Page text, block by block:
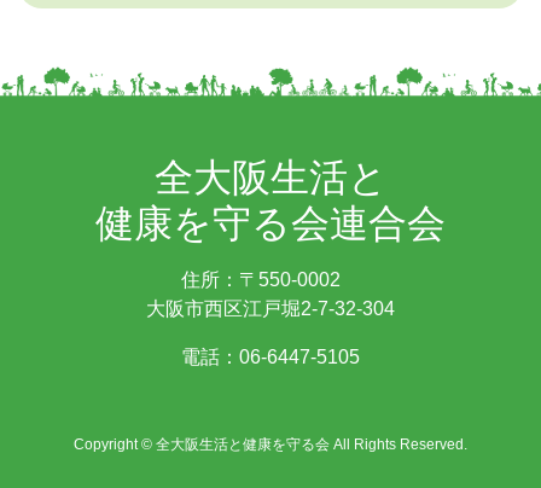
全大阪生活と
健康を守る会連合会
住所：〒550-0002
大阪市西区江戸堀2-7-32-304
電話： 06-6447-5105
Copyright © 全大阪生活と健康を守る会 All Rights Reserved.